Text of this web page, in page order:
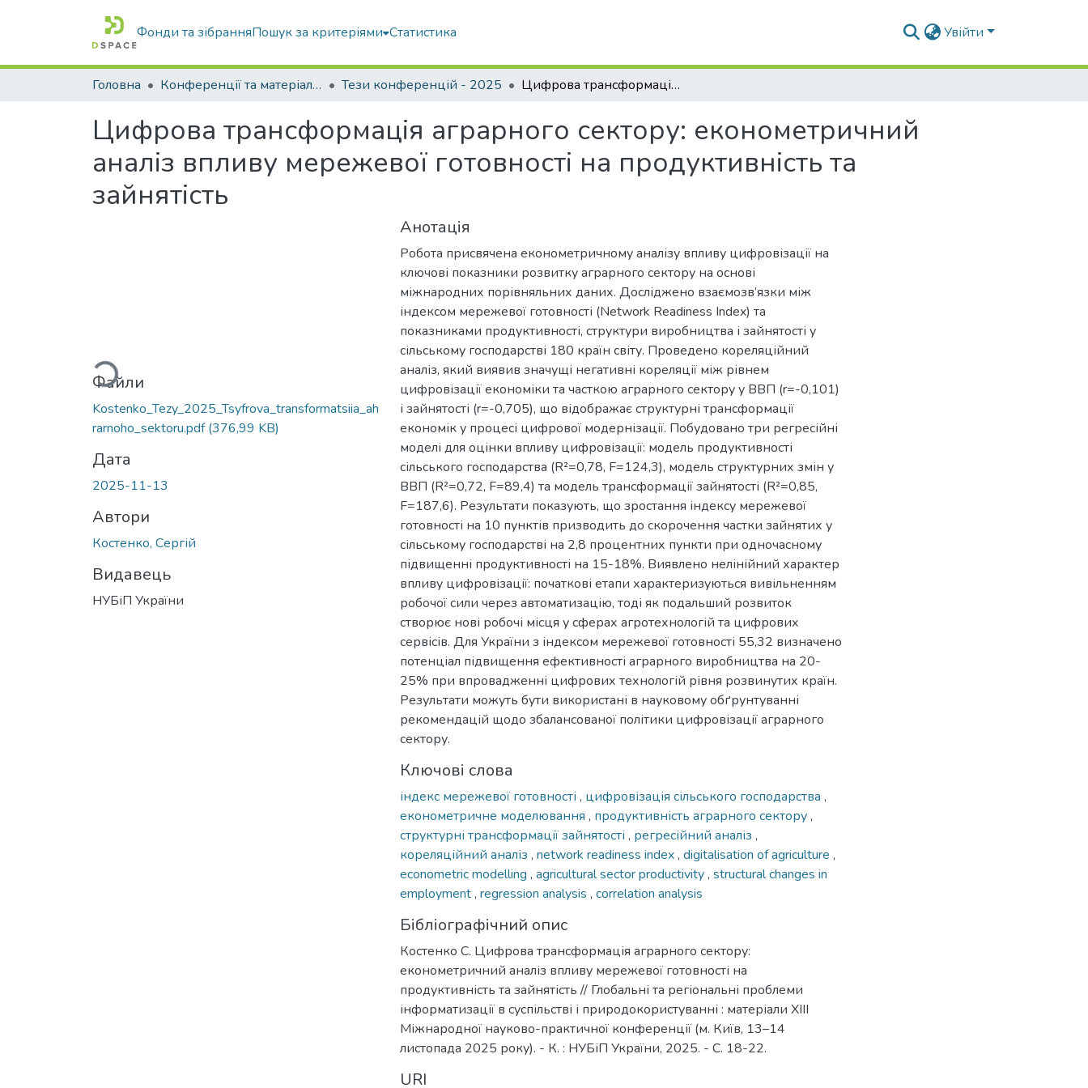
Фонди та зібранняПошук за критеріями Статистика Увійти
Головна Конференції та матеріали конференцій Тези конференцій - 2025 Цифрова трансформація аграрного сектору: економетричний аналіз впливу мережевої готовності на продуктивність та зайнятість
Цифрова трансформація аграрного сектору: економетричний
аналіз впливу мережевої готовності на продуктивність та
зайнятість
Вантажиться...
Файли
Kostenko_Tezy_2025_Tsyfrova_transformatsiia_ah
rarnoho_sektoru.pdf(376,99 KB)
Дата
2025-11-13
Автори
Костенко, Сергій
Видавець
НУБіП України
Анотація
Робота присвячена економетричному аналізу впливу цифровізації на
ключові показники розвитку аграрного сектору на основі
міжнародних порівняльних даних. Досліджено взаємозв’язки між
індексом мережевої готовності (Network Readiness Index) та
показниками продуктивності, структури виробництва і зайнятості у
сільському господарстві 180 країн світу. Проведено кореляційний
аналіз, який виявив значущі негативні кореляції між рівнем
цифровізації економіки та часткою аграрного сектору у ВВП (r=-0,101)
і зайнятості (r=-0,705), що відображає структурні трансформації
економік у процесі цифрової модернізації. Побудовано три регресійні
моделі для оцінки впливу цифровізації: модель продуктивності
сільського господарства (R²=0,78, F=124,3), модель структурних змін у
ВВП (R²=0,72, F=89,4) та модель трансформації зайнятості (R²=0,85,
F=187,6). Результати показують, що зростання індексу мережевої
готовності на 10 пунктів призводить до скорочення частки зайнятих у
сільському господарстві на 2,8 процентних пункти при одночасному
підвищенні продуктивності на 15-18%. Виявлено нелінійний характер
впливу цифровізації: початкові етапи характеризуються вивільненням
робочої сили через автоматизацію, тоді як подальший розвиток
створює нові робочі місця у сферах агротехнологій та цифрових
сервісів. Для України з індексом мережевої готовності 55,32 визначено
потенціал підвищення ефективності аграрного виробництва на 20-
25% при впровадженні цифрових технологій рівня розвинутих країн.
Результати можуть бути використані в науковому обґрунтуванні
рекомендацій щодо збалансованої політики цифровізації аграрного
сектору.
Ключові слова
індекс мережевої готовності , цифровізація сільського господарства ,
економетричне моделювання , продуктивність аграрного сектору,
структурні трансформації зайнятості , регресійний аналіз ,
кореляційний аналіз , network readiness index, digitalisation of agriculture ,
econometric modelling , agricultural sector productivity, structural changes in
employment, regression analysis , correlation analysis
Бібліографічний опис
Костенко С. Цифрова трансформація аграрного сектору:
економетричний аналіз впливу мережевої готовності на
продуктивність та зайнятість // Глобальні та регіональні проблеми
інформатизації в суспільстві і природокористуванні : матеріали XIІІ
Міжнародної науково-практичної конференції (м. Київ, 13–14
листопада 2025 року). - К. : НУБіП України, 2025. - С. 18-22.
URI